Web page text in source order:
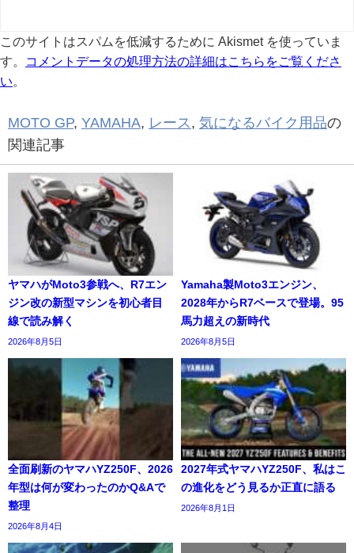
このサイトはスパムを低減するために Akismet を使っていま
す。
コメントデータの処理方法の詳細はこちらをご覧くださ
い。
MOTO GP, YAMAHA, レース , 気になるバイク用品の
関連記事
ヤマハがMoto3参戦へ、R7エン
ジン改の新型マシンを初心者目
線で読み解く
2026年8月5日
Yamaha製Moto3エンジン、
2028年からR7ベースで登場。95
馬力超えの新時代
2026年8月5日
全面刷新のヤマハYZ250F、2026
年型は何が変わったのかQ&Aで
整理
2026年8月4日
2027年式ヤマハYZ250F、私はこ
の進化をどう見るか正直に語る
2026年8月1日